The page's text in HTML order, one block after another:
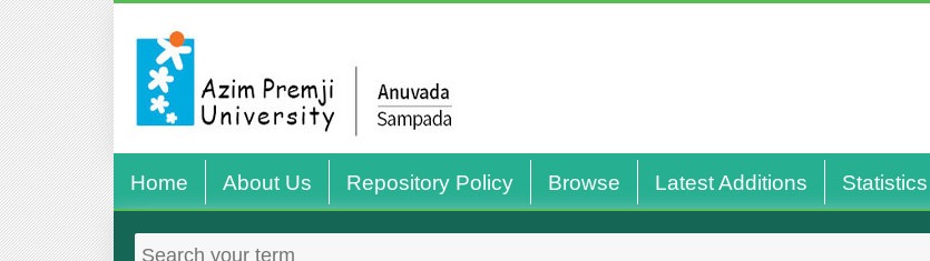
Home About Us Repository Policy Browse Latest Additions Statistics